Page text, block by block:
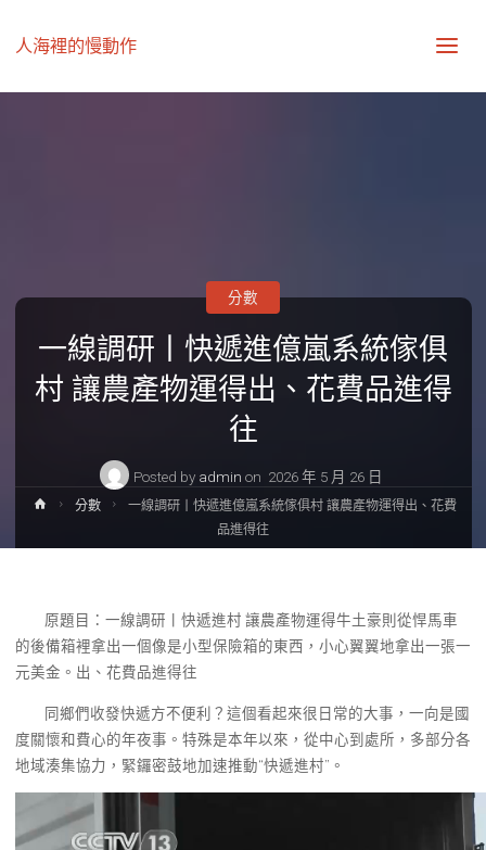
人海裡的慢動作
一線調研丨快遞進億嵐系統傢俱
村 讓農產物運得出、花費品進得
往
Posted by admin on 2026 年 5 月 26 日
分數
Home分數
一線調研丨快遞進億嵐系統傢俱村 讓農產物運得出、花費
品進得往
原題目：一線調研丨快遞進村 讓農產物運得牛土豪則從悍馬車
的後備箱裡拿出一個像是小型保險箱的東西，小心翼翼地拿出一張一
元美金。出、花費品進得往
同鄉們收發快遞方不便利？這個看起來很日常的大事，一向是國
度關懷和費心的年夜事。特殊是本年以來，從中心到處所，多部分各
地域湊集協力，緊鑼密鼓地加速推動“快遞進村”。